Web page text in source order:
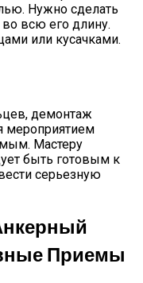
Нужно сделать
всю его длину.
или кусачками.
демонтаж
мероприятием
Мастеру
быть готовым к
серьезную
Приемы